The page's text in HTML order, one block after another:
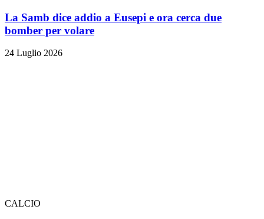
La Samb dice addio a Eusepi e ora cerca due
bomber per volare
24 Luglio 2026
CALCIO